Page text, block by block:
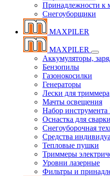
Принадлежности к
Снегоуборщики
MAXPILER
MAXPILER
Аккумуляторы,
Бензопилы
Газонокосилки
Генераторы
Лески для триммера
Мачты освещения
Набор инструмента
Оснастка для сварки
Снегоуборочная
Средства
Тепловые пушки
Триммеры
Уровни лазерные
Фильтры и